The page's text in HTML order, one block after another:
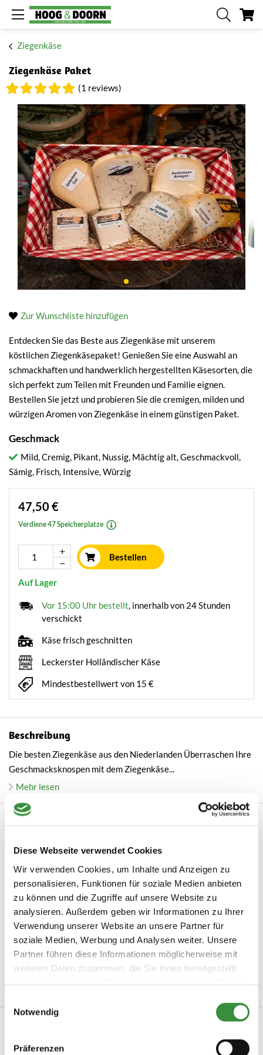
Diese Webseite verwendet Cookies
Wir verwenden Cookies, um Inhalte und Anzeigen zu
personalisieren, Funktionen für soziale Medien anbieten
zu können und die Zugriffe auf unsere Website zu
analysieren. Außerdem geben wir Informationen zu Ihrer
Verwendung unserer Website an unsere Partner für
soziale Medien, Werbung und Analysen weiter. Unsere
Partner führen diese Informationen möglicherweise mit
weiteren Daten zusammen, die Sie ihnen bereitgestellt
Notwendig
Präferenzen
Ziegenkäse
Ziegenkäse Paket
(1 reviews)
Zur Wunschliste hinzufügen
Entdecken Sie das Beste aus Ziegenkäse mit unserem
köstlichen Ziegenkäsepaket! Genießen Sie eine Auswahl an
schmackhaften und handwerklich hergestellten Käsesorten, die
sich perfekt zum Teilen mit Freunden und Familie eignen.
Bestellen Sie jetzt und probieren Sie die cremigen, milden und
würzigen Aromen von Ziegenkäse in einem günstigen Paket.
Geschmack
Mild, Cremig, Pikant, Nussig, Mächtig alt, Geschmackvoll,
Sämig, Frisch, Intensive, Würzig
47,50 €
Verdiene 47 Speicherplatze
Bestellen
Auf Lager
Vor 15:00 Uhr bestellt, innerhalb von 24 Stunden
verschickt
Käse frisch geschnitten
Leckerster Holländischer Käse
Mindestbestellwert von 15 €
Beschreibung
Die besten Ziegenkäse aus den Niederlanden Überraschen Ihre
Geschmacksknospen mit dem Ziegenkäse...
Mehr lesen
Kundenbewertungen
5 / 5
Based on 1 review
Topqualität
By Michael on 09.03.25
Sehr guter Geschmack, große Vielfalt und hervorragender
Kundenservice. Ich habe es als Geschenk bestellt und die
Begeisterung war wirklich groß.
Artikelnummer